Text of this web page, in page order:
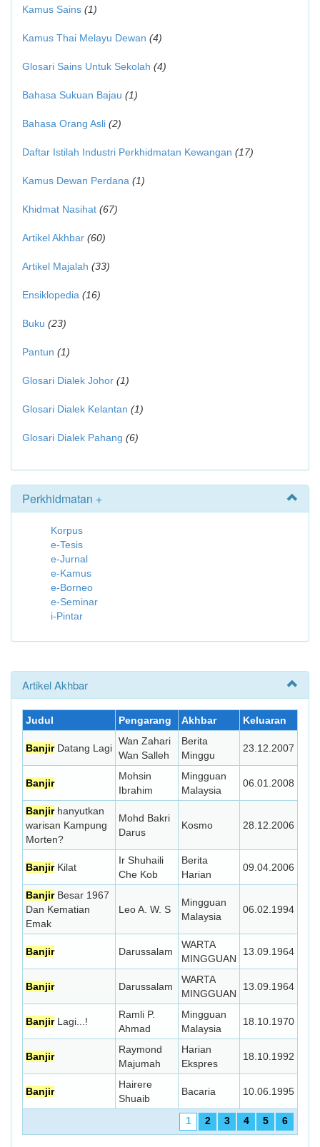
Kamus Sains (1)
Kamus Thai Melayu Dewan (4)
Glosari Sains Untuk Sekolah (4)
Bahasa Sukuan Bajau (1)
Bahasa Orang Asli (2)
Daftar Istilah Industri Perkhidmatan Kewangan (17)
Kamus Dewan Perdana (1)
Khidmat Nasihat (67)
Artikel Akhbar (60)
Artikel Majalah (33)
Ensiklopedia (16)
Buku (23)
Pantun (1)
Glosari Dialek Johor (1)
Glosari Dialek Kelantan (1)
Glosari Dialek Pahang (6)
Perkhidmatan +
Korpus
e-Tesis
e-Jurnal
e-Kamus
e-Borneo
e-Seminar
i-Pintar
Artikel Akhbar
Judul Pengarang Akhbar Keluaran
BanjirDatang Lagi
Wan Zahari
Wan Salleh
Berita
Minggu
23.12.2007
Banjir
Mohsin
Ibrahim
Mingguan
Malaysia
06.01.2008
Banjirhanyutkan
warisan Kampung
Morten?
Mohd Bakri
Darus
Kosmo 28.12.2006
BanjirKilat
Ir Shuhaili
Che Kob
Berita
Harian
09.04.2006
BanjirBesar 1967
Dan Kematian
Emak
Leo A. W. S
Mingguan
Malaysia
06.02.1994
Banjir Darussalam
WARTA
MINGGUAN
13.09.1964
Banjir Darussalam
WARTA
MINGGUAN
13.09.1964
BanjirLagi...!
Ramli P.
Ahmad
Mingguan
Malaysia
18.10.1970
Banjir
Raymond
Majumah
Harian
Ekspres
18.10.1992
Banjir
Hairere
Shuaib
Bacaria 10.06.1995
1 2 3 4 5 6